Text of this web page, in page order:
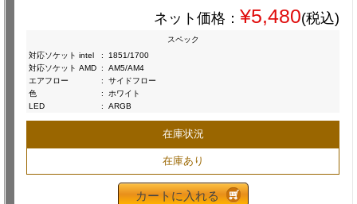
ネット価格： ¥5,480(税込)
スペック
対応ソケット intel
:
1851/1700
対応ソケット AMD :
AM5/AM4
エアフロー
:
サイドフロー
色
:
ホワイト
LED
: ARGB
在庫状況
在庫あり
カートに入れる